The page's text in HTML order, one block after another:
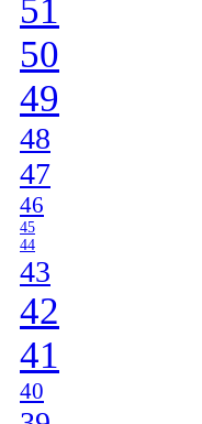
51
50
49
48
47
46
45
44
43
42
41
40